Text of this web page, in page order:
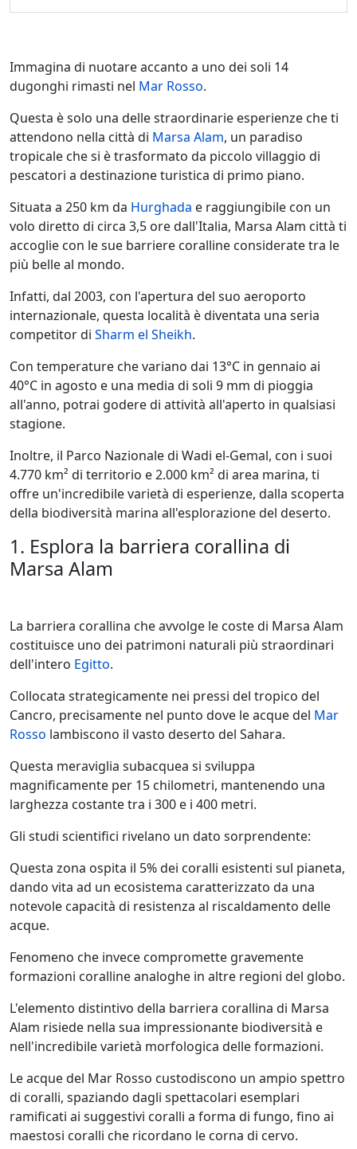
Immagina di nuotare accanto a uno dei soli 14
dugonghi rimasti nel Mar Rosso.
Questa è solo una delle straordinarie esperienze che ti
attendono nella città di Marsa Alam, un paradiso
tropicale che si è trasformato da piccolo villaggio di
pescatori a destinazione turistica di primo piano.
Situata a 250 km da Hurghada e raggiungibile con un
volo diretto di circa 3,5 ore dall'Italia, Marsa Alam città ti
accoglie con le sue barriere coralline considerate tra le
più belle al mondo.
Infatti, dal 2003, con l'apertura del suo aeroporto
internazionale, questa località è diventata una seria
competitor di Sharm el Sheikh.
Con temperature che variano dai 13°C in gennaio ai
40°C in agosto e una media di soli 9 mm di pioggia
all'anno, potrai godere di attività all'aperto in qualsiasi
stagione.
Inoltre, il Parco Nazionale di Wadi el-Gemal, con i suoi
4.770 km² di territorio e 2.000 km² di area marina, ti
offre un'incredibile varietà di esperienze, dalla scoperta
della biodiversità marina all'esplorazione del deserto.
1. Esplora la barriera corallina di
Marsa Alam
La barriera corallina che avvolge le coste di Marsa Alam
costituisce uno dei patrimoni naturali più straordinari
dell'intero Egitto.
Collocata strategicamente nei pressi del tropico del
Cancro, precisamente nel punto dove le acque del Mar
Rosso lambiscono il vasto deserto del Sahara.
Questa meraviglia subacquea si sviluppa
magnificamente per 15 chilometri, mantenendo una
larghezza costante tra i 300 e i 400 metri.
Gli studi scientifici rivelano un dato sorprendente:
Questa zona ospita il 5% dei coralli esistenti sul pianeta,
dando vita ad un ecosistema caratterizzato da una
notevole capacità di resistenza al riscaldamento delle
acque.
Fenomeno che invece compromette gravemente
formazioni coralline analoghe in altre regioni del globo.
L'elemento distintivo della barriera corallina di Marsa
Alam risiede nella sua impressionante biodiversità e
nell'incredibile varietà morfologica delle formazioni.
Le acque del Mar Rosso custodiscono un ampio spettro
di coralli, spaziando dagli spettacolari esemplari
ramificati ai suggestivi coralli a forma di fungo, fino ai
maestosi coralli che ricordano le corna di cervo.